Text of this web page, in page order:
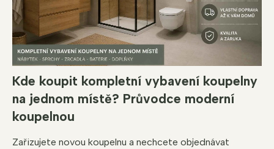
Kde koupit kompletní vybavení koupelny
na jednom místě? Průvodce moderní
koupelnou
Zařizujete novou koupelnu a nechcete objednávat